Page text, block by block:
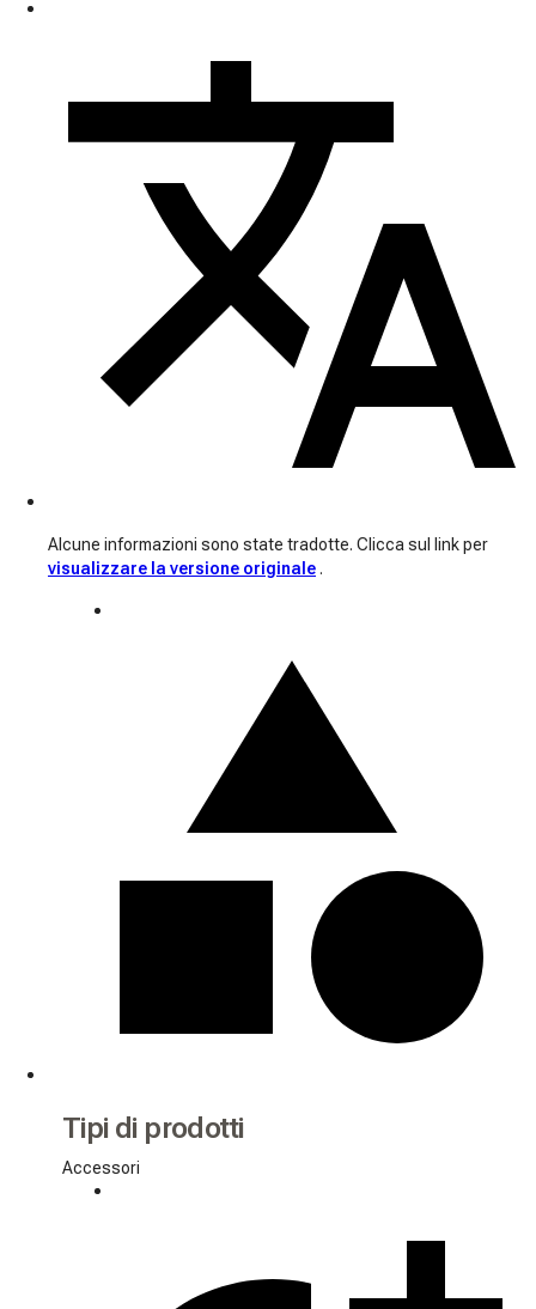
Alcune informazioni sono state tradotte. Clicca sul link per
visualizzare la versione originale .
Tipi di prodotti
Accessori